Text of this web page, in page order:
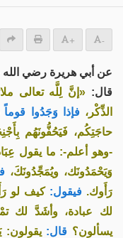
+ -
عن أبي هريرة رضي
قال: «إنَّ لِلَّه تعالى
الذِّكْر، فإذا وَجَدُوا
حاجَتِكُم، فَيَحُفُّونَهُم
-وهو أعلم-: ما يقول
وَيَحْمَدُونَك، ويُمَجِّدُونَكَ،
رَأَوك. فيقول: كيف لو
لك عبادة، وأشَدَّ لك
يسألون؟ قال: يقولون: